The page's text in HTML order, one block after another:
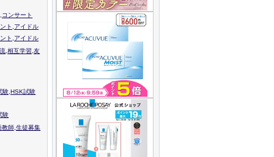
ンサート
ト,アイドル
ト,アイドル
,相互学習,友
験,HSK試験
験
教師,生徒募集